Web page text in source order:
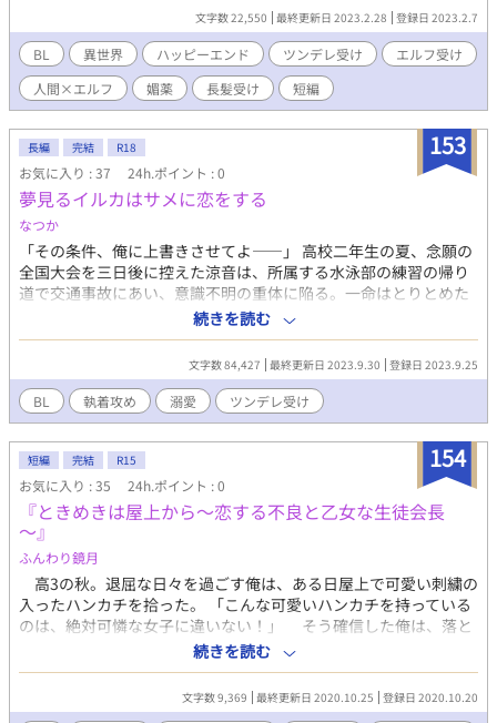
文字数 22,550 最終更新日 2023.2.28 登録日 2023.2.7
BL 異世界 ハッピーエンド ツンデレ受け
エルフ受け
人間×エルフ
媚薬 長髪受け 短編
153
長編 完結 R18
お気に入り : 37 24h.ポイント : 0
夢見るイルカはサメに恋をする
なつか
「その条件、俺に上書きさせてよ――」 高校二年生の夏、念願の
全国大会を三日後に控えた涼音は、所属する水泳部の練習の帰り
道で交通事故にあい、意識不明の重体に陥る。一命はとりとめた
ものの、左足に残った後遺症により水泳の道を断たれ、もう決し
て晴らすことのできない心残りが、”ずぶ濡れになると●●す
る”という”脳のバグ”として表れるようになってしまう。 バグを抱
えたまま入学した大学で、同じ学部の伊野にその”バグ”を知られ
てしまう。それ以来、涼音のことが好きだとしつこく言い寄るよ
うになった伊野は、その”バグ”の発生条件の”上書き”を提案す
る。 なし崩し的にその提案に乗ることになってしまった涼音は、
伊野が向ける優しい眼差しに絆され、徐々に伊野に惹かれていく
――。 ◆◆◆◆ 他サイトに投稿した男子高校生のBLを大学生に
リメイクして投稿します。 頑張って直したつもりですが、違和感
あったらご指摘ください(汗)。 基本全話R-18です。
続きを読む
文字数 84,427 最終更新日 2023.9.30 登録日 2023.9.25
BL 執着攻め 溺愛 ツンデレ受け
154
短編 完結 R15
お気に入り : 35 24h.ポイント : 0
『ときめきは屋上から～恋する不良と乙女な生徒会長
～』
ふんわり鏡月
高3の秋。退屈な日々を過ごす俺は、ある日屋上で可愛い刺繍の
入ったハンカチを拾った。 「こんな可愛いハンカチを持っている
のは、絶対可憐な女子に違いない！」 そう確信した俺は、落と
し主を探すことにしたのだが、まさか、その正体があんな奴だっ
たなんて――――
続きを読む
文字数 9,369 最終更新日 2020.10.25 登録日 2020.10.20